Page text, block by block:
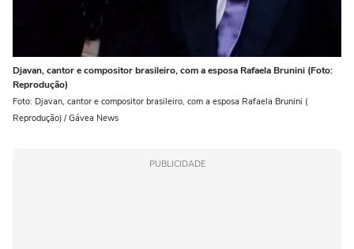
Djavan, cantor e compositor brasileiro, com a esposa Rafaela Brunini (Foto:
Reprodução)
Foto: Djavan, cantor e compositor brasileiro, com a esposa Rafaela Brunini (
Reprodução) / Gávea News
PUBLICIDADE